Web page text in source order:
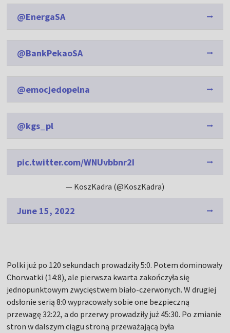
@EnergaSA
@BankPekaoSA
@emocjedopelna
@kgs_pl
pic.twitter.com/WNUvbbnr2I
— KoszKadra (@KoszKadra)
June 15, 2022
Polki już po 120 sekundach prowadziły 5:0. Potem dominowały
Chorwatki (14:8), ale pierwsza kwarta zakończyła się
jednopunktowym zwycięstwem biało-czerwonych. W drugiej
odsłonie serią 8:0 wypracowały sobie one bezpieczną
przewagę 32:22, a do przerwy prowadziły już 45:30. Po zmianie
stron w dalszym ciągu stroną przeważającą była